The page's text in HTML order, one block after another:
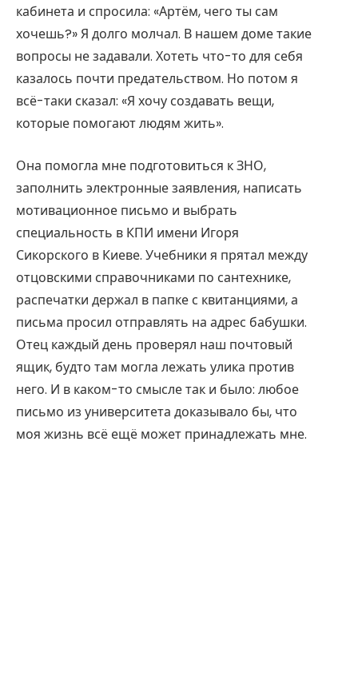
кабинета и спросила: «Артём, чего ты сам
хочешь?» Я долго молчал. В нашем доме такие
вопросы не задавали. Хотеть что-то для себя
казалось почти предательством. Но потом я
всё-таки сказал: «Я хочу создавать вещи,
которые помогают людям жить».
Она помогла мне подготовиться к ЗНО,
заполнить электронные заявления, написать
мотивационное письмо и выбрать
специальность в КПИ имени Игоря
Сикорского в Киеве. Учебники я прятал между
отцовскими справочниками по сантехнике,
распечатки держал в папке с квитанциями, а
письма просил отправлять на адрес бабушки.
Отец каждый день проверял наш почтовый
ящик, будто там могла лежать улика против
него. И в каком-то смысле так и было: любое
письмо из университета доказывало бы, что
моя жизнь всё ещё может принадлежать мне.